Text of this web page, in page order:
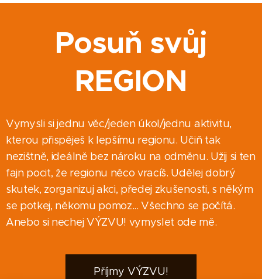
Posuň svůj
REGION
Vymysli si jednu věc/jeden úkol/jednu aktivitu,
kterou přispěješ k lepšímu regionu. Učiň tak
nezištně, ideálně bez nároku na odměnu. Užij si ten
fajn pocit, že regionu něco vracíš. Udělej dobrý
skutek, zorganizuj akci, předej zkušenosti, s někým
se potkej, někomu pomoz... Všechno se počítá.
Anebo si nechej VÝZVU! vymyslet ode mě.
Příjmy VÝZVU!